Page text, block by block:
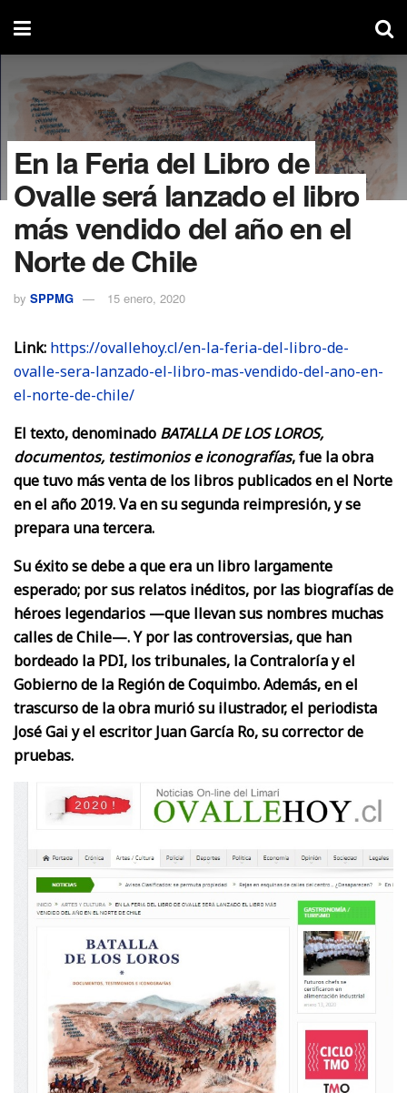
En la Feria del Libro de
Ovalle será lanzado el libro
más vendido del año en el
Norte de Chile
by SPPMG 15 enero, 2020
Link: https://ovallehoy.cl/en-la-feria-del-libro-de-
ovalle-sera-lanzado-el-libro-mas-vendido-del-ano-en-
el-norte-de-chile/
El texto, denominado BATALLA DE LOS LOROS,
documentos, testimonios e iconografías, fue la obra
que tuvo más venta de los libros publicados en el Norte
en el año 2019. Va en su segunda reimpresión, y se
prepara una tercera.
Su éxito se debe a que era un libro largamente
esperado; por sus relatos inéditos, por las biografías de
héroes legendarios —que llevan sus nombres muchas
calles de Chile—. Y por las controversias, que han
bordeado la PDI, los tribunales, la Contraloría y el
Gobierno de la Región de Coquimbo. Además, en el
trascurso de la obra murió su ilustrador, el periodista
José Gai y el escritor Juan García Ro, su corrector de
pruebas.